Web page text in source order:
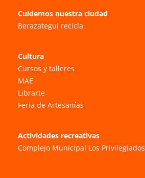
Cuidemos nuestra ciudad
Berazategui recicla
Cultura
Cursos y talleres
MAE
Librarte
Feria de Artesanías
Actividades recreativas
Complejo Municipal Los Privilegiados